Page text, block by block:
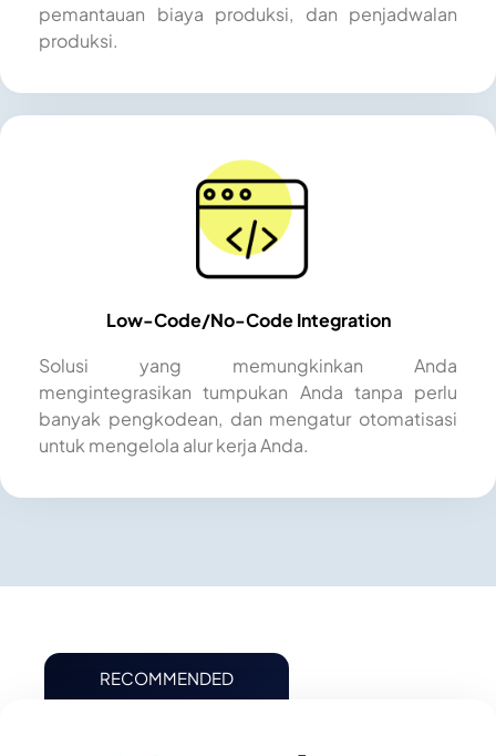
pemantauan biaya produksi, dan penjadwalan
produksi.
Low-Code/No-Code Integration
Solusi yang memungkinkan Anda
mengintegrasikan tumpukan Anda tanpa perlu
banyak pengkodean, dan mengatur otomatisasi
untuk mengelola alur kerja Anda.
RECOMMENDED